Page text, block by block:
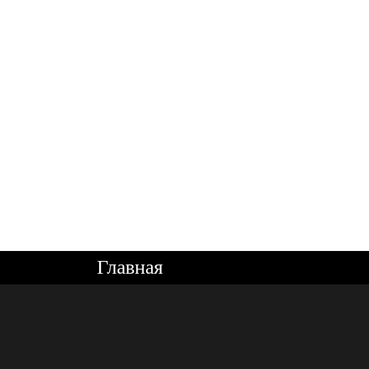
Главная